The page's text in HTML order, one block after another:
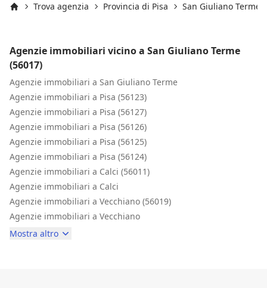
Trova agenzia Provincia di Pisa San Giuliano Terme
Agenzie immobiliari vicino a San Giuliano Terme
(56017)
Agenzie immobiliari a San Giuliano Terme
Agenzie immobiliari a Pisa (56123)
Agenzie immobiliari a Pisa (56127)
Agenzie immobiliari a Pisa (56126)
Agenzie immobiliari a Pisa (56125)
Agenzie immobiliari a Pisa (56124)
Agenzie immobiliari a Calci (56011)
Agenzie immobiliari a Calci
Agenzie immobiliari a Vecchiano (56019)
Agenzie immobiliari a Vecchiano
Mostra altro